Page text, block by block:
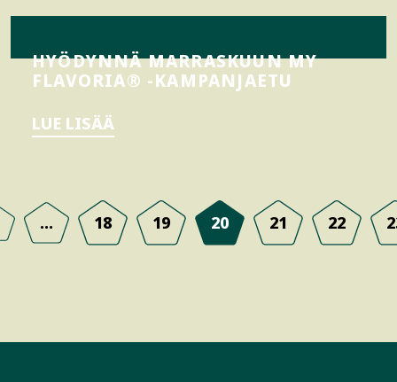
HYÖDYNNÄ MARRASKUUN MY
FLAVORIA® -KAMPANJAETU
LUE LISÄÄ
… 18 19 20 21 22